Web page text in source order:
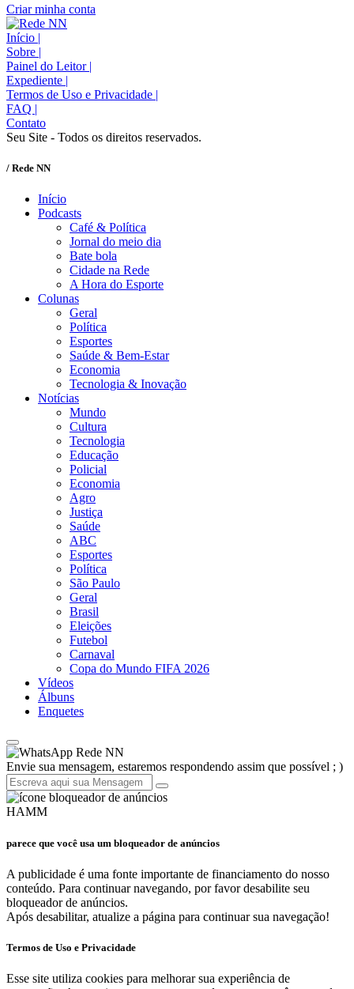
Criar minha conta
Início |
Sobre |
Painel do Leitor |
Expediente |
Termos de Uso e Privacidade |
FAQ |
Contato
Seu Site - Todos os direitos reservados.
/ Rede NN
Início
Podcasts
Café & Política
Jornal do meio dia
Bate bola
Cidade na Rede
A Hora do Esporte
Colunas
Geral
Política
Esportes
Saúde & Bem-Estar
Economia
Tecnologia & Inovação
Notícias
Mundo
Cultura
Tecnologia
Educação
Policial
Economia
Agro
Justiça
Saúde
ABC
Esportes
Política
São Paulo
Geral
Brasil
Eleições
Futebol
Carnaval
Copa do Mundo FIFA 2026
Vídeos
Álbuns
Enquetes
Rede NN
Envie sua mensagem, estaremos respondendo assim que possível ; )
HAMM
parece que você usa um bloqueador de anúncios
A publicidade é uma fonte importante de financiamento do nosso
conteúdo. Para continuar navegando, por favor desabilite seu
bloqueador de anúncios.
Após desabilitar, atualize a página para continuar sua navegação!
Termos de Uso e Privacidade
Esse site utiliza cookies para melhorar sua experiência de